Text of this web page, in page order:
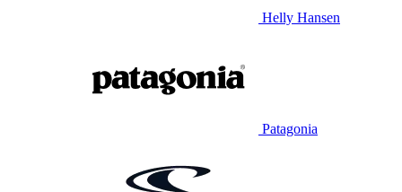
Helly Hansen
Patagonia